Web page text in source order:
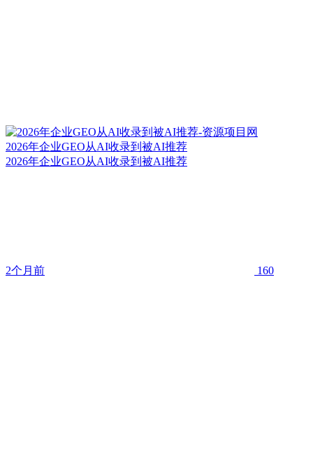
2026年企业GEO从AI收录到被AI推荐
2026年企业GEO从AI收录到被AI推荐
2个月前 160